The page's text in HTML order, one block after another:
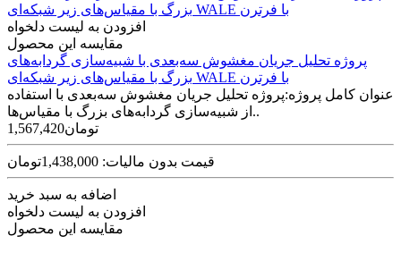
افزودن به لیست دلخواه
مقایسه این محصول
پروژه تحلیل جریان مغشوش سه‌بعدی با شبیه‌سازی گردابه‌های
بزرگ با مقیاس‌های زیر شبکه‌ای WALE با فرترن
عنوان کامل پروژه:پروژه تحلیل جریان مغشوش سه‌بعدی با استفاده
از شبیه‌سازی گردابه‌های بزرگ با مقیاس‌ها..
1,567,420تومان
قیمت بدون مالیات: 1,438,000تومان
اضافه به سبد خرید
افزودن به لیست دلخواه
مقایسه این محصول